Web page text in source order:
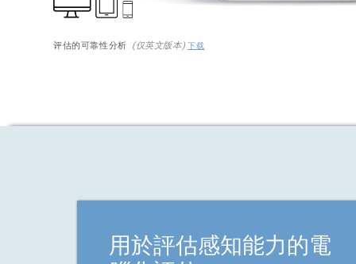
评估的可靠性分析 (仅英文版本) 下载
用於評估感知能力的電